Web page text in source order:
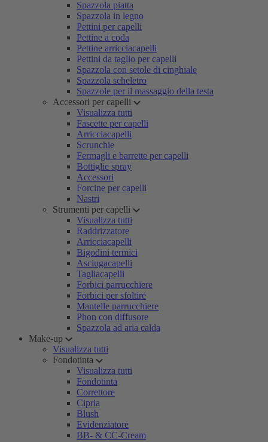
Spazzola piatta
Spazzola in legno
Pettini per capelli
Pettine a coda
Pettine arricciacapelli
Pettini da taglio per capelli
Spazzola con setole di cinghiale
Spazzola scheletro
Spazzole per il massaggio della testa
Accessori per capelli
Visualizza tutti
Fascette per capelli
Arricciacapelli
Scrunchie
Fermagli e barrette per capelli
Bottiglie spray
Accessori
Forcine per capelli
Nastri
Strumenti per capelli
Visualizza tutti
Raddrizzatore
Arricciacapelli
Bigodini termici
Asciugacapelli
Tagliacapelli
Forbici parrucchiere
Forbici per sfoltire
Mantelle parrucchiere
Phon con diffusore
Spazzola ad aria calda
Make-up
Visualizza tutti
Fondotinta
Visualizza tutti
Fondotinta
Correttore
Cipria
Blush
Evidenziatore
BB- & CC-Cream